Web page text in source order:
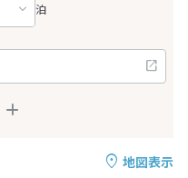
泊
地図表示